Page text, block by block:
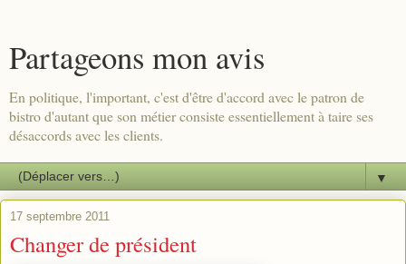
Partageons mon avis
En politique, l'important, c'est d'être d'accord avec le patron de
bistro d'autant que son métier consiste essentiellement à taire ses
désaccords avec les clients.
▼
17 septembre 2011
Changer de président